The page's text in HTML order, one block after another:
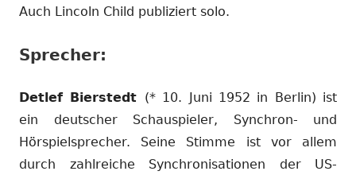
Auch Lincoln Child publiziert solo.
Sprecher:
Detlef Bierstedt (* 10. Juni 1952 in Berlin) ist
ein deutscher Schauspieler, Synchron- und
Hörspielsprecher. Seine Stimme ist vor allem
durch zahlreiche Synchronisationen der US-